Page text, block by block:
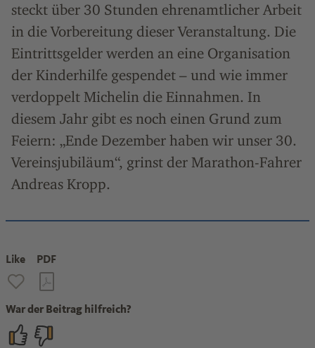
steckt über 30 Stunden ehrenamtlicher Arbeit
in die Vorbereitung dieser Veranstaltung. Die
Eintrittsgelder werden an eine Organisation
der Kinderhilfe gespendet – und wie immer
verdoppelt Michelin die Einnahmen. In
diesem Jahr gibt es noch einen Grund zum
Feiern: „Ende Dezember haben wir unser 30.
Vereinsjubiläum“, grinst der Marathon-Fahrer
Andreas Kropp.
Like PDF
War der Beitrag hilfreich?